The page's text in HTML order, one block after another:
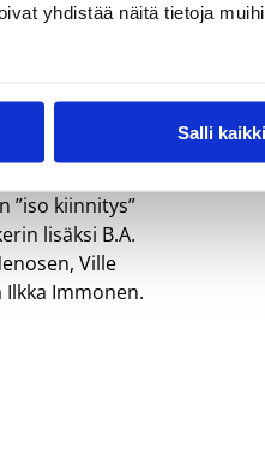
yhdistää näitä tietoja
Salli kaikki
valittiin
Seelannissa,
”iso kiinnitys”
lisäksi B.A.
Ville
Ilkka Immonen.